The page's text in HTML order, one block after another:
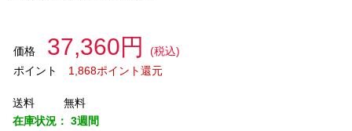
価格 37,360円
(税込)
ポイント
1,868ポイント還元
送料
無料
在庫状況： 3週間